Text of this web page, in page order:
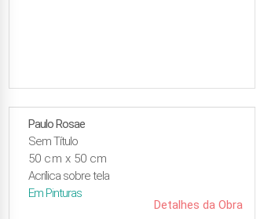
Paulo Rosae
Sem Título
50 cm x 50 cm
Acrílica sobre tela
Em Pinturas
Detalhes da Obra